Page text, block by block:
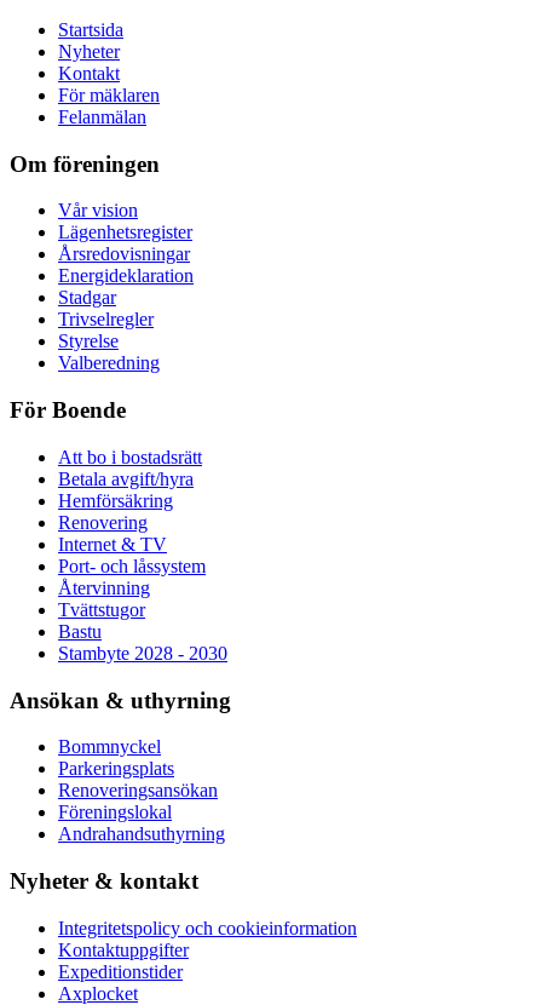
Startsida
Nyheter
Kontakt
För mäklaren
Felanmälan
Om föreningen
Vår vision
Lägenhetsregister
Årsredovisningar
Energideklaration
Stadgar
Trivselregler
Styrelse
Valberedning
För Boende
Att bo i bostadsrätt
Betala avgift/hyra
Hemförsäkring
Renovering
Internet & TV
Port- och låssystem
Återvinning
Tvättstugor
Bastu
Stambyte 2028 - 2030
Ansökan & uthyrning
Bommnyckel
Parkeringsplats
Renoveringsansökan
Föreningslokal
Andrahandsuthyrning
Nyheter & kontakt
Integritetspolicy och cookieinformation
Kontaktuppgifter
Expeditionstider
Axplocket